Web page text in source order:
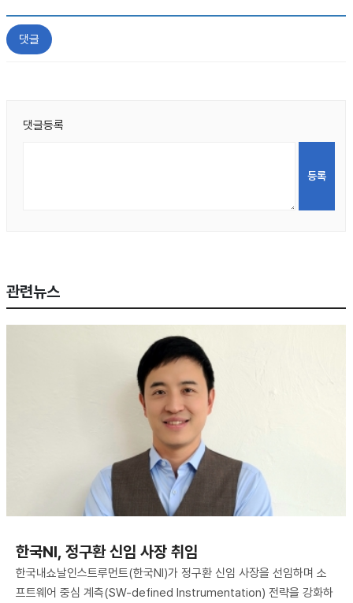
댓글
댓글등록
관련뉴스
한국NI, 정구환 신임 사장 취임
한국내쇼날인스트루먼트(한국NI)가 정구환 신임 사장을 선임하며 소
프트웨어 중심 계측(SW-defined Instrumentation) 전략을 강화하